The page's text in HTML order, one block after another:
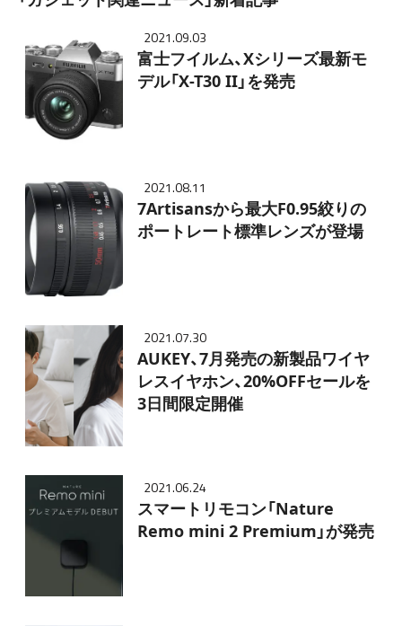
2021.09.03
富士フイルム、Xシリーズ最新モ
デル「X-T30 II」を発売
2021.08.11
7Artisansから最大F0.95絞りの
ポートレート標準レンズが登場
2021.07.30
AUKEY、7月発売の新製品ワイヤ
レスイヤホン、20%OFFセールを
3日間限定開催
2021.06.24
スマートリモコン「Nature
Remo mini 2 Premium」が発売